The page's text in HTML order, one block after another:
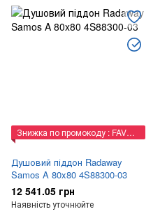
Знижка по промокоду : FAVORIT
Душовий піддон Radaway
Samos A 80x80 4S88300-03
12 541.05 грн
Наявність уточнюйте